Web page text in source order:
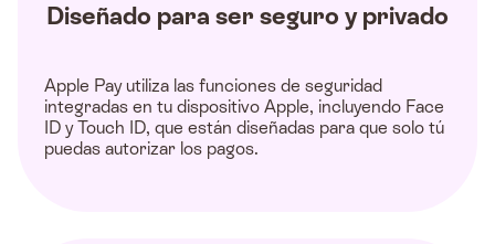
Diseñado para ser seguro y privado
Apple Pay utiliza las funciones de seguridad
integradas en tu dispositivo Apple, incluyendo Face
ID y Touch ID, que están diseñadas para que solo tú
puedas autorizar los pagos.